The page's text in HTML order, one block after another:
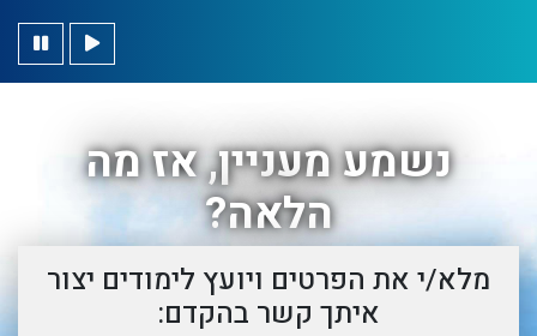
נשמע מעניין, אז מה
הלאה?
מלא/י את הפרטים ויועץ לימודים יצור
איתך קשר בהקדם: